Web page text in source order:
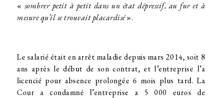
«sombrer petit à petit dans un état dépressif, au fur et à
mesure qu’il se trouvait placardisé».
Le salarié était en arrêt maladie depuis mars 2014, soit 8
ans après le début de son contrat, et l’entreprise l’a
licencié pour absence prolongée 6 mois plus tard. La
Cour a condamné l’entreprise a 5 000 euros de